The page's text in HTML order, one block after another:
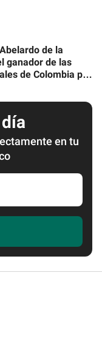
de la
ganador de las
de Colombia por
en tu